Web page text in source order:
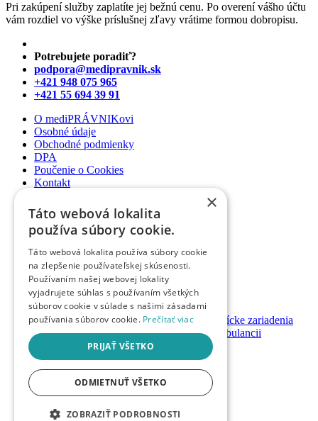
Pri zakúpení služby zaplatíte jej bežnú cenu. Po overení vášho účtu
vám rozdiel vo výške príslušnej zľavy vrátime formou dobropisu.
Potrebujete poradiť?
podpora@medipravnik.sk
+421 948 075 965
+421 55 694 39 91
O mediPRÁVNIKovi
Osobné údaje
Obchodné podmienky
DPA
Poučenie o Cookies
Kontakt
Newsletter
Články
Podcasty
Informované súhlasy
Právny web pre ambulancie
Právnik na telefóne
GDPR ambulancie / lekárne
Systémy bezpečnosti pacienta pre zdravotnícke zariadenia
Nastavenie priamych platieb pacienta v ambulancii
Založenie / prevody ambulancií a lekární
Registrácia
Prihlásenie
Návody & manuály
Mám promokód
×
Táto webová lokalita
používa súbory cookie.
Táto webová lokalita používa súbory cookie
na zlepšenie používateľskej skúsenosti.
Používaním našej webovej lokality
vyjadrujete súhlas s používaním všetkých
súborov cookie v súlade s našimi zásadami
používania súborov cookie. Prečítať viac
PRIJAŤ VŠETKO
ODMIETNUŤ VŠETKO
ZOBRAZIŤ PODROBNOSTI